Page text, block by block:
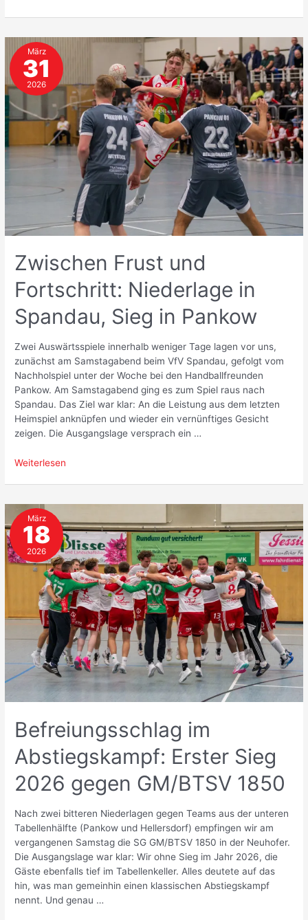
29:29
gegen
den
VfL
Tegel
März
31
2026
Zwischen Frust und
Fortschritt: Niederlage in
Spandau, Sieg in Pankow
Zwei Auswärtsspiele innerhalb weniger Tage lagen vor uns,
zunächst am Samstagabend beim VfV Spandau, gefolgt vom
Nachholspiel unter der Woche bei den Handballfreunden
Pankow. Am Samstagabend ging es zum Spiel raus nach
Spandau. Das Ziel war klar: An die Leistung aus dem letzten
Heimspiel anknüpfen und wieder ein vernünftiges Gesicht
zeigen. Die Ausgangslage versprach ein …
Zwischen
Fortschritt:
Niederlage
Spandau,
Sieg
Pankow
Weiterlesen
März
18
2026
Befreiungsschlag im
Abstiegskampf: Erster Sieg
2026 gegen GM/BTSV 1850
Nach zwei bitteren Niederlagen gegen Teams aus der unteren
Tabellenhälfte (Pankow und Hellersdorf) empfingen wir am
vergangenen Samstag die SG GM/BTSV 1850 in der Neuhofer.
Die Ausgangslage war klar: Wir ohne Sieg im Jahr 2026, die
Gäste ebenfalls tief im Tabellenkeller. Alles deutete auf das
hin, was man gemeinhin einen klassischen Abstiegskampf
nennt. Und genau …